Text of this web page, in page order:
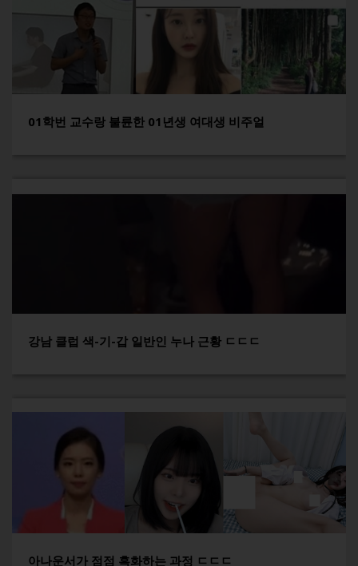
01학번 교수랑 불륜한 01년생 여대생 비주얼
강남 클럽 색-기-갑 일반인 누나 근황 ㄷㄷㄷ
아나운서가 점점 흑화하는 과정 ㄷㄷㄷ